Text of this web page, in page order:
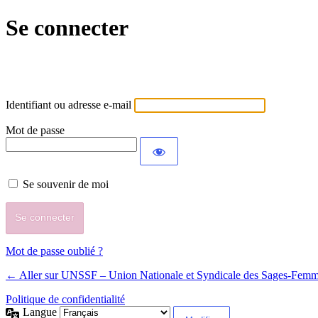
Se connecter
Identifiant ou adresse e-mail
Mot de passe
Se souvenir de moi
Mot de passe oublié ?
← Aller sur UNSSF – Union Nationale et Syndicale des Sages-
Politique de confidentialité
Langue